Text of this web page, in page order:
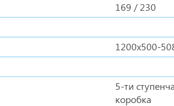
169 / 230
1200х500-
5-ти
коробка